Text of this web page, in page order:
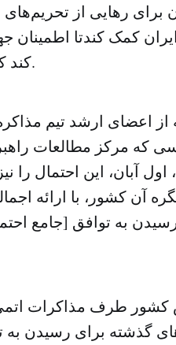
رهایی از تحریم‌های
کمک کندتا
کند که برنامه هسته ای تهران “صرفا” صلح‌آمیز است.
اعضای ارشد تیم
که مرکز مطالعات
اول آبان، این احتمال
آن کشور، با ارائه
به توافق [جامع
طرف مذاکرات اتمی،
گذشته برای رسیدن به